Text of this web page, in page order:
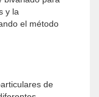
y la
el método
de